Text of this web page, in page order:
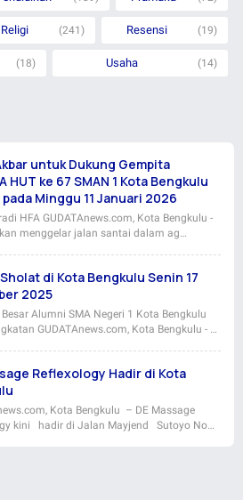
Religi (241) Resensi (19)
(18) Usaha (14)
untuk Dukung Gempita
HUT ke 67 SMAN 1 Kota Bengkulu
Minggu 11 Januari 2026
HFA GUDATAnews.com, Kota Bengkulu -
menggelar jalan santai dalam ag…
di Kota Bengkulu Senin 17
2025
Alumni SMA Negeri 1 Kota Bengkulu
GUDATAnews.com, Kota Bengkulu - …
Reflexology Hadir di Kota
Kota Bengkulu – DE Massage
kini hadir di Jalan Mayjend Sutoyo No…